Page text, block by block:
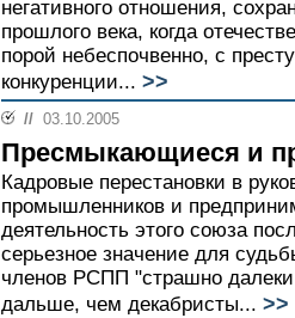
негативного отношения,
прошлого века, когда
порой небеспочвенно, с
конкуренции... >>
// 03.10.2005
Пресмыкающиеся и
Кадровые перестановки в
промышленников и
деятельность этого союза
серьезное значение для
членов РСПП "страшно
дальше, чем декабристы... >>